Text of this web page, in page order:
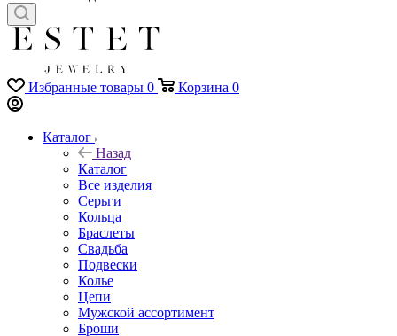
Избранные товары 0 Корзина 0
Каталог
Назад
Каталог
Все изделия
Серьги
Кольца
Браслеты
Свадьба
Подвески
Колье
Цепи
Мужской ассортимент
Броши